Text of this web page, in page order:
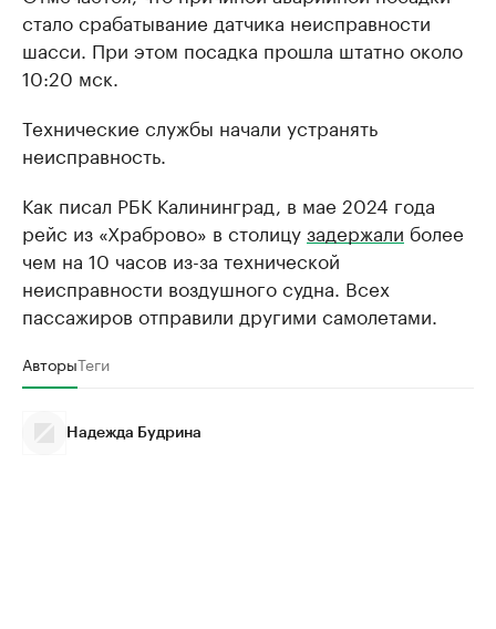
стало срабатывание датчика неисправности
шасси. При этом посадка прошла штатно около
10:20 мск.
Технические службы начали устранять
неисправность.
Как писал РБК Калининград, в мае 2024 года
рейс из «Храброво» в столицузадержали более
чем на 10 часов из-за технической
неисправности воздушного судна. Всех
пассажиров отправили другими самолетами.
АвторыТеги
Надежда Будрина